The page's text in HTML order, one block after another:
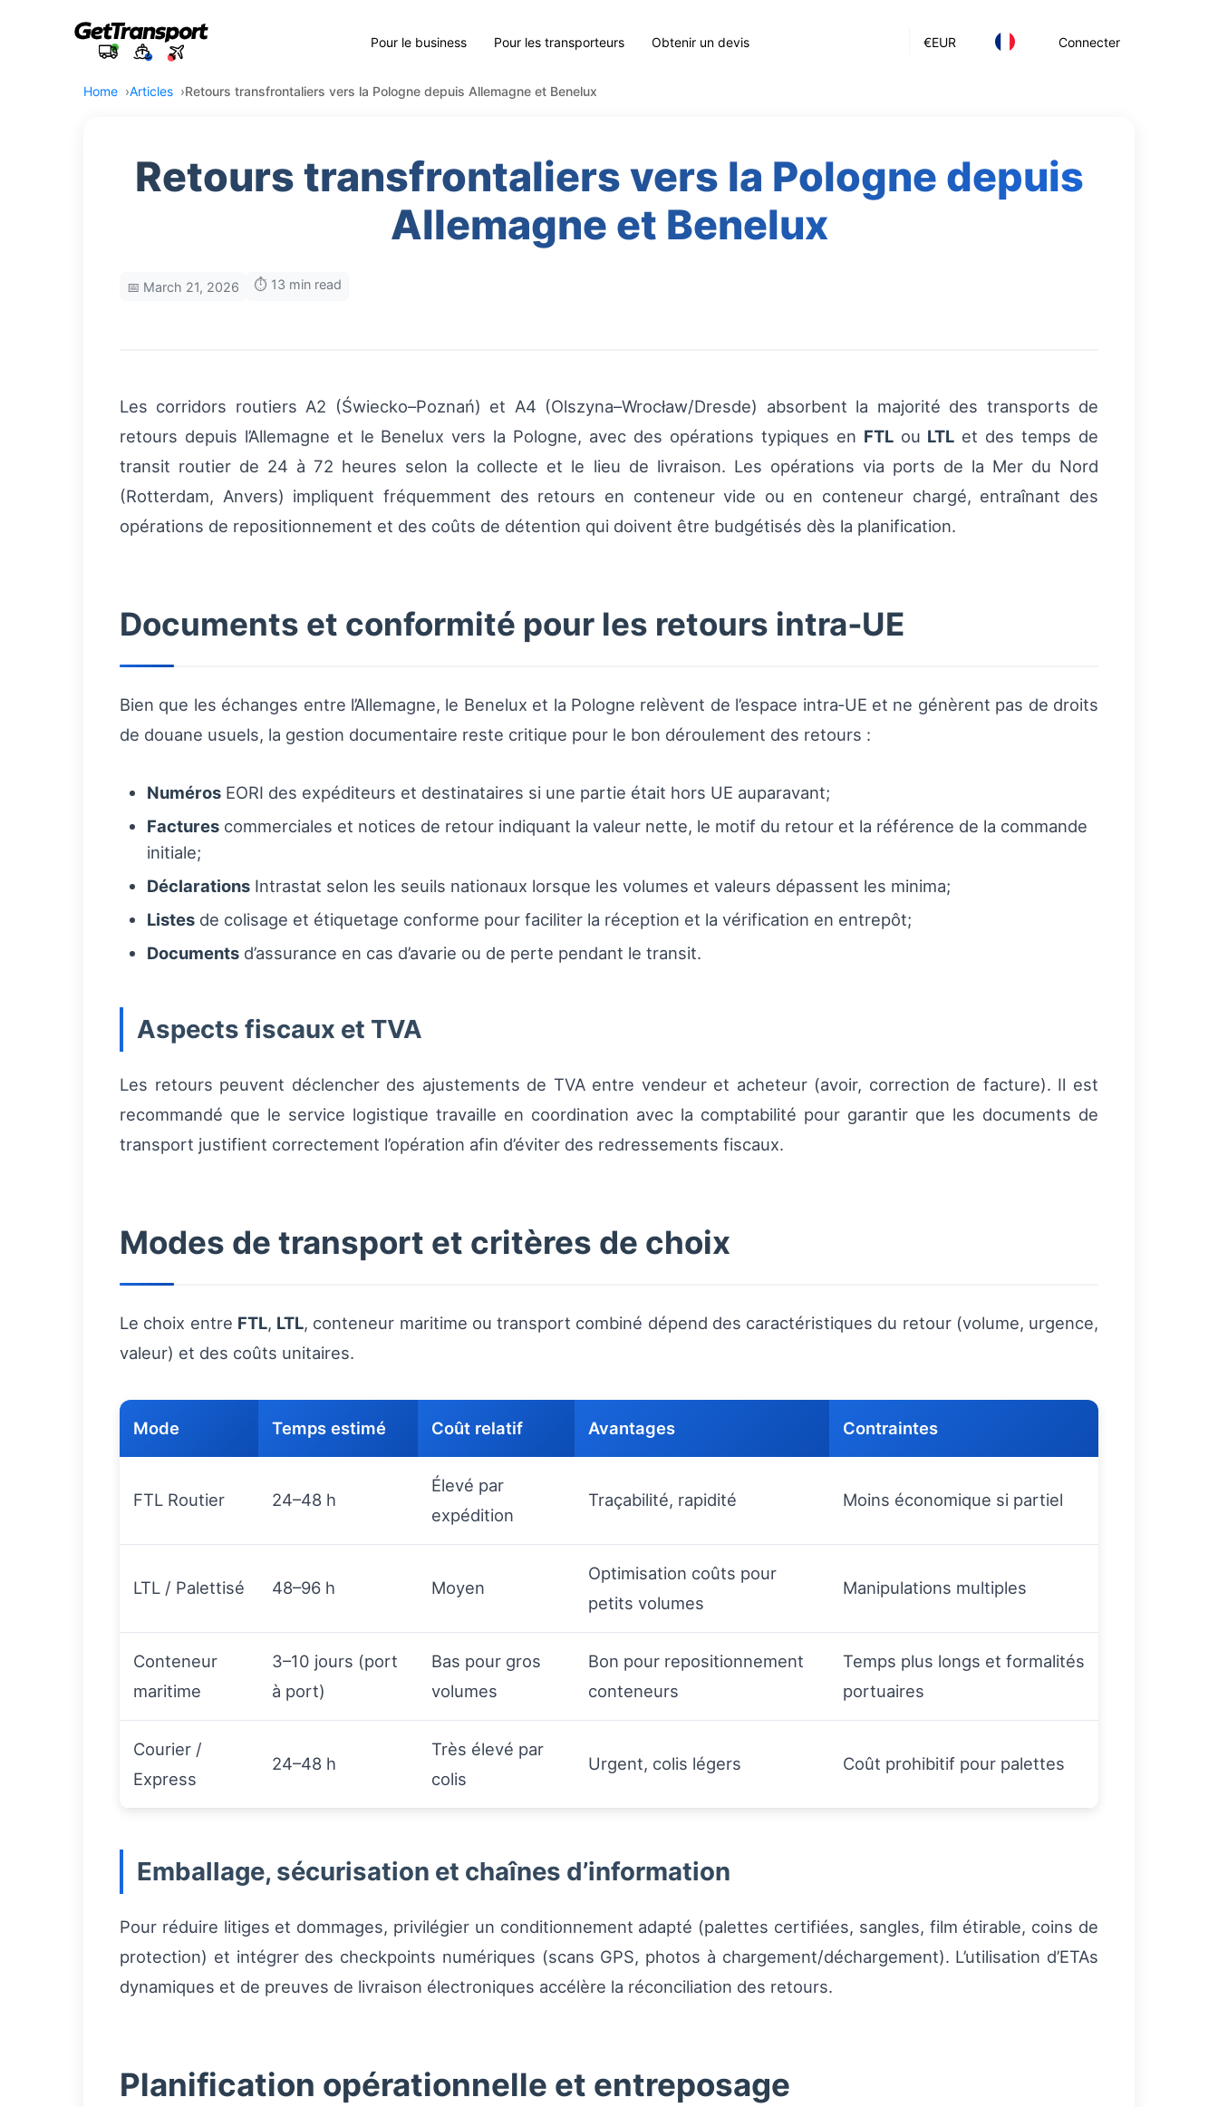
€EUR Connecter
Pour le business Pour les transporteurs Obtenir un devis
Home Articles Retours transfrontaliers vers la Pologne depuis Allemagne et Benelux
Retours transfrontaliers vers la Pologne depuis
Allemagne et Benelux
📅 March 21, 2026 ⏱️ 13 min read
Les corridors routiers A2 (Świecko–Poznań) et A4 (Olszyna–Wrocław/Dresde) absorbent la majorité des transports de
retours depuis l’Allemagne et le Benelux vers la Pologne, avec des opérations typiques en FTLou LTL et des temps de
transit routier de 24 à 72 heures selon la collecte et le lieu de livraison. Les opérations via ports de la Mer du Nord
(Rotterdam, Anvers) impliquent fréquemment des retours en conteneur vide ou en conteneur chargé, entraînant des
opérations de repositionnement et des coûts de détention qui doivent être budgétisés dès la planification.
Documents et conformité pour les retours intra‑UE
Bien que les échanges entre l’Allemagne, le Benelux et la Pologne relèvent de l’espace intra‑UE et ne génèrent pas de droits
de douane usuels, la gestion documentaire reste critique pour le bon déroulement des retours :
Numéros EORI des expéditeurs et destinataires si une partie était hors UE auparavant;
Factures commerciales et notices de retour indiquant la valeur nette, le motif du retour et la référence de la commande
initiale;
Déclarations Intrastat selon les seuils nationaux lorsque les volumes et valeurs dépassent les minima;
Listes de colisage et étiquetage conforme pour faciliter la réception et la vérification en entrepôt;
Documents d’assurance en cas d’avarie ou de perte pendant le transit.
Aspects fiscaux et TVA
Les retours peuvent déclencher des ajustements de TVA entre vendeur et acheteur (avoir, correction de facture). Il est
recommandé que le service logistique travaille en coordination avec la comptabilité pour garantir que les documents de
transport justifient correctement l’opération afin d’éviter des redressements fiscaux.
Modes de transport et critères de choix
Le choix entre FTL, LTL, conteneur maritime ou transport combiné dépend des caractéristiques du retour (volume, urgence,
valeur) et des coûts unitaires.
Mode Temps estimé Coût relatif Avantages Contraintes
FTL Routier 24–48 h
Élevé par
expédition
Traçabilité, rapidité Moins économique si partiel
LTL / Palettisé 48–96 h Moyen
Optimisation coûts pour
petits volumes
Manipulations multiples
Conteneur
maritime
3–10 jours (port
à port)
Bas pour gros
volumes
Bon pour repositionnement
conteneurs
Temps plus longs et formalités
portuaires
Courier /
Express
24–48 h
Très élevé par
colis
Urgent, colis légers Coût prohibitif pour palettes
Emballage, sécurisation et chaînes d’information
Pour réduire litiges et dommages, privilégier un conditionnement adapté (palettes certifiées, sangles, film étirable, coins de
protection) et intégrer des checkpoints numériques (scans GPS, photos à chargement/déchargement). L’utilisation d’ETAs
dynamiques et de preuves de livraison électroniques accélère la réconciliation des retours.
Planification opérationnelle et entreposage